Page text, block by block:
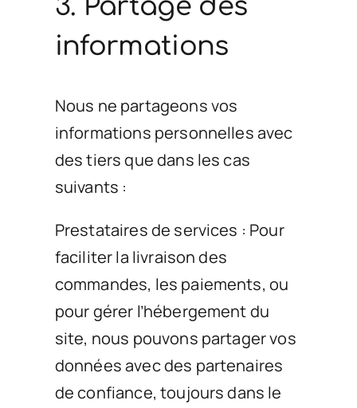
3. Partage des
informations
Nous ne partageons vos
informations personnelles avec
des tiers que dans les cas
suivants :
Prestataires de services : Pour
faciliter la livraison des
commandes, les paiements, ou
pour gérer l’hébergement du
site, nous pouvons partager vos
données avec des partenaires
de confiance, toujours dans le